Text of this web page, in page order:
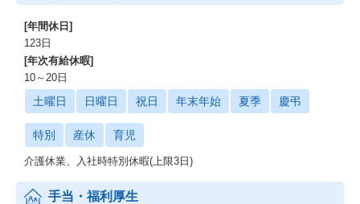
[年間休日]
123日
[年次有給休暇]
10～20日
土曜日 日曜日 祝日 年末年始 夏季 慶弔
特別 産休 育児
介護休業、入社時特別休暇(上限3日)
手当・福利厚生